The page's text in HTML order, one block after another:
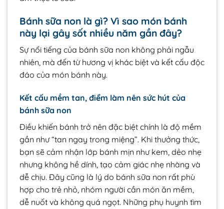
Bánh sữa non là gì? Vì sao món bánh
này lại gây sốt nhiều năm gần đây?
Sự nổi tiếng của bánh sữa non không phải ngẫu
nhiên, mà đến từ hương vị khác biệt và kết cấu độc
đáo của món bánh này.
Kết cấu mềm tan, điểm làm nên sức hút của
bánh sữa non
Điều khiến bánh trở nên đặc biệt chính là độ mềm
gần như “tan ngay trong miệng”. Khi thưởng thức,
bạn sẽ cảm nhận lớp bánh mịn như kem, dẻo nhẹ
nhưng không hề dính, tạo cảm giác nhẹ nhàng và
dễ chịu. Đây cũng là lý do bánh sữa non rất phù
hợp cho trẻ nhỏ, nhóm người cần món ăn mềm,
dễ nuốt và không quá ngọt. Những phụ huynh tìm